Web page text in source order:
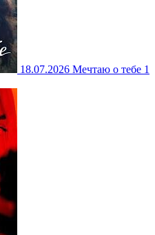
18.07.2026 Мечтаю о тебе 1